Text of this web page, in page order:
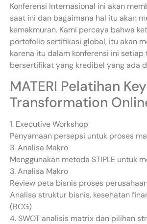
Konferensi Internasional ini akan
saat ini dan bagaimana hal itu akan
kemakmuran. Kami percaya bahwa
portofolio sertifikasi global, itu akan
karena itu dalam konferensi ini
bersertifikat yang kredibel yang ada
MATERI Pelatihan
Transformation
1. Executive Workshop
Penyamaan persepsi untuk proses
3. Analisa Makro
Menggunakan metoda STIPLE untuk
3. Analisa Makro
Review peta bisnis proses
Analisa struktur bisnis, kesehatan
(BCG)
4. SWOT analisis matrix dan pilihan